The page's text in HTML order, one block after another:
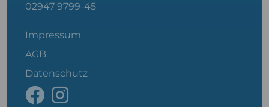
02947 9799-45
Impressum
AGB
Datenschutz